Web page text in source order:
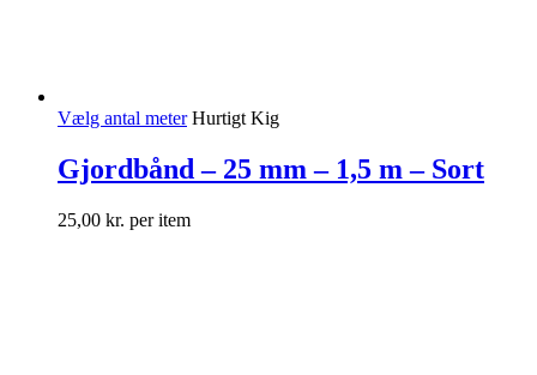
Vælg antal meter Hurtigt Kig
Gjordbånd – 25 mm – 1,5 m – Sort
25,00 kr. per item